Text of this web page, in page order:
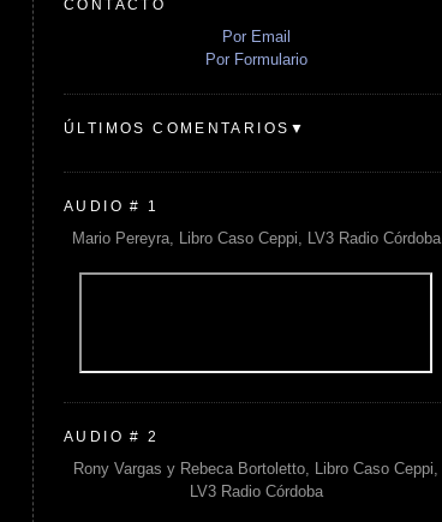
CONTACTO
Por Email
Por Formulario
ÚLTIMOS COMENTARIOS▼
AUDIO # 1
Mario Pereyra, Libro Caso Ceppi, LV3 Radio Córdoba
AUDIO # 2
Rony Vargas y Rebeca Bortoletto, Libro Caso Ceppi,
LV3 Radio Córdoba